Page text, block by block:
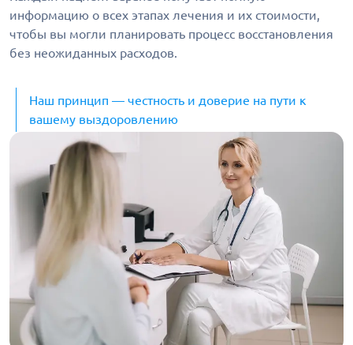
информацию о всех этапах лечения и их стоимости,
чтобы вы могли планировать процесс восстановления
без неожиданных расходов.
Наш принцип — честность и доверие на пути к
вашему выздоровлению